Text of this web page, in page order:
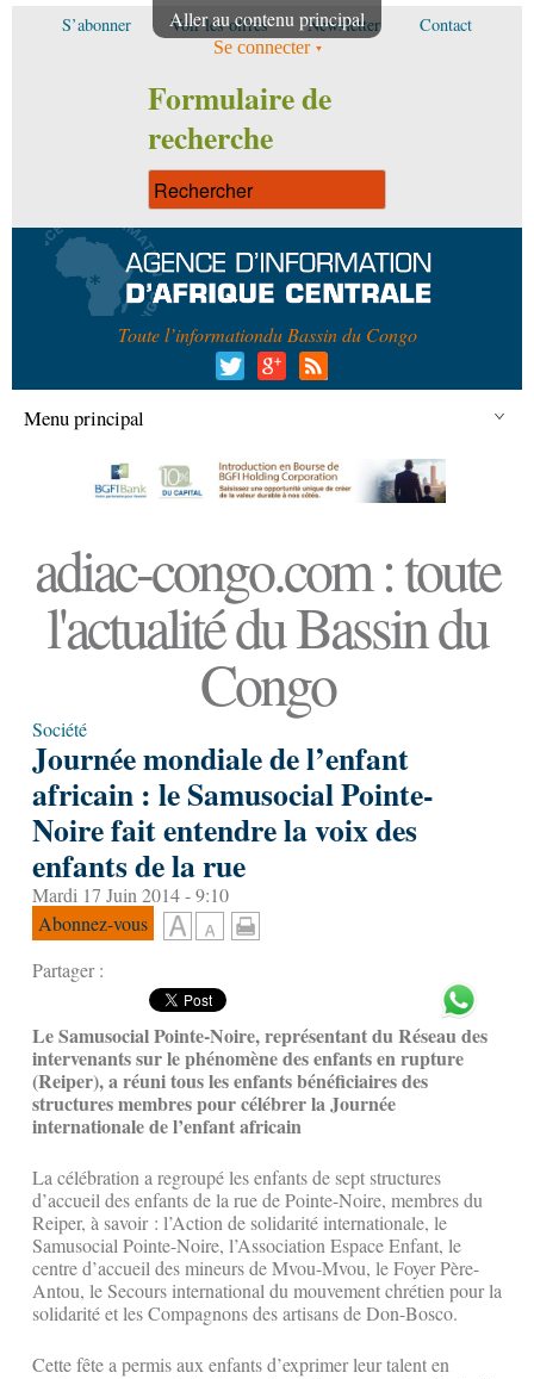
Aller au contenu principal
S’abonner Voir les offres Newsletter Contact
Se connecter
Formulaire de
recherche
Toute l’informationdu Bassin du Congo
Menu principal
adiac-congo.com : toute
l'actualité du Bassin du
Congo
Société
Journée mondiale de l’enfant
africain : le Samusocial Pointe-
Noire fait entendre la voix des
enfants de la rue
Mardi 17 Juin 2014 - 9:10
Abonnez-vous
Partager :
Le Samusocial Pointe-Noire, représentant du Réseau des
intervenants sur le phénomène des enfants en rupture
(Reiper), a réuni tous les enfants bénéficiaires des
structures membres pour célébrer la Journée
internationale de l’enfant africain
La célébration a regroupé les enfants de sept structures
d’accueil des enfants de la rue de Pointe-Noire, membres du
Reiper, à savoir : l’Action de solidarité internationale, le
Samusocial Pointe-Noire, l’Association Espace Enfant, le
centre d’accueil des mineurs de Mvou-Mvou, le Foyer Père-
Antou, le Secours international du mouvement chrétien pour la
solidarité et les Compagnons des artisans de Don-Bosco.
Cette fête a permis aux enfants d’exprimer leur talent en